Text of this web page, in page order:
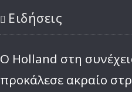
Ειδήσεις
Ο Holland στη
προκάλεσε ακραίο